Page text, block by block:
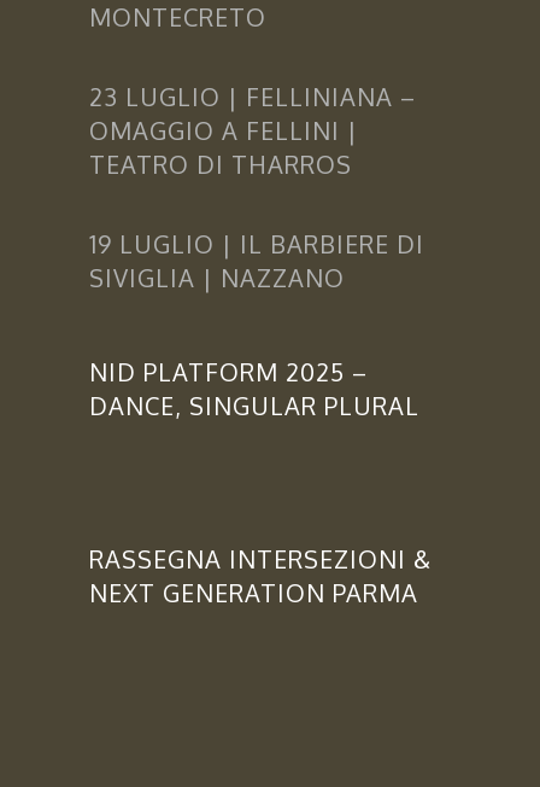
MONTECRETO
23 LUGLIO | FELLINIANA –
OMAGGIO A FELLINI |
TEATRO DI THARROS
19 LUGLIO | IL BARBIERE DI
SIVIGLIA | NAZZANO
NID PLATFORM 2025 –
DANCE, SINGULAR PLURAL
RASSEGNA INTERSEZIONI &
NEXT GENERATION PARMA